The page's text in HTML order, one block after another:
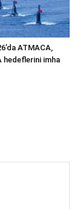
ATMACA,
hedeflerini imha